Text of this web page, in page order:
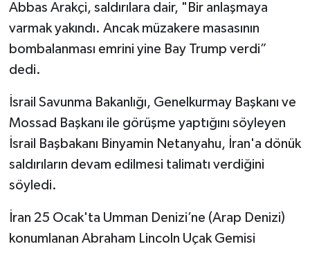
Abbas Arakçi, saldırılara dair, "Bir anlaşmaya
varmak yakındı. Ancak müzakere masasının
bombalanması emrini yine Bay Trump verdi”
dedi.
İsrail Savunma Bakanlığı, Genelkurmay Başkanı ve
Mossad Başkanı ile görüşme yaptığını söyleyen
İsrail Başbakanı Binyamin Netanyahu, İran'a dönük
saldırıların devam edilmesi talimatı verdiğini
söyledi.
İran 25 Ocak'ta Umman Denizi’ne (Arap Denizi)
konumlanan Abraham Lincoln Uçak Gemisi